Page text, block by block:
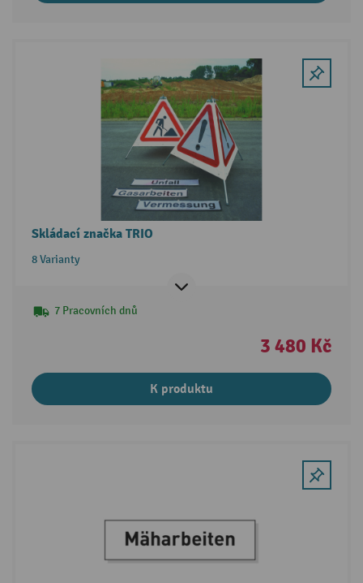
Skládací značka TRIO
8 Varianty
7 Pracovních dnů
3 480 Kč
K produktu